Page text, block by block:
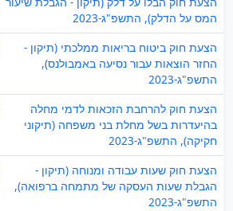
המס על הדלק), התשפ"ג-2023
הצעת חוק ביטוח בריאות ממלכתי (תיקון -
החזר הוצאות עבור נסיעה באמבולנס),
התשפ"ג-2023
הצעת חוק להרחבת הזכאות לדמי מחלה
בהיעדרות בשל מחלת בני משפחה (תיקוני
חקיקה), התשפ"ג-2023
הצעת חוק שעות עבודה ומנוחה (תיקון -
הגבלת שעות העסקה של מתמחה ברפואה),
התשפ"ג-2023